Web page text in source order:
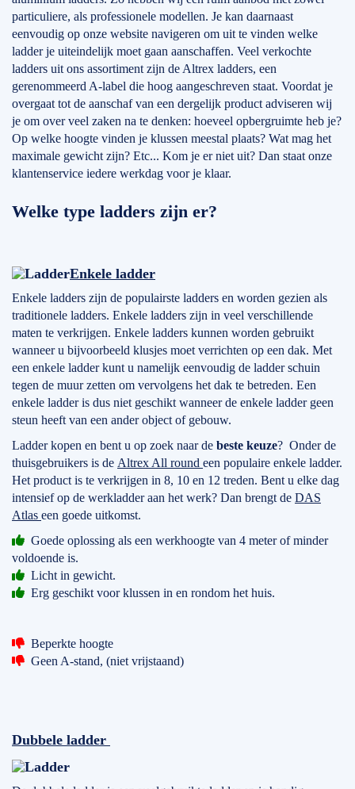
particuliere, als professionele modellen. Je kan daarnaast
eenvoudig op onze website navigeren om uit te vinden welke
ladder je uiteindelijk moet gaan aanschaffen. Veel verkochte
ladders uit ons assortiment zijn de Altrex ladders, een
gerenommeerd A-label die hoog aangeschreven staat. Voordat je
overgaat tot de aanschaf van een dergelijk product adviseren wij
je om over veel zaken na te denken: hoeveel opbergruimte heb je?
Op welke hoogte vinden je klussen meestal plaats? Wat mag het
maximale gewicht zijn? Etc... Kom je er niet uit? Dan staat onze
klantenservice iedere werkdag voor je klaar.
Welke type ladders zijn er?
Enkele ladder
Enkele ladders zijn de populairste ladders en worden gezien als
traditionele ladders. Enkele ladders zijn in veel verschillende
maten te verkrijgen. Enkele ladders kunnen worden gebruikt
wanneer u bijvoorbeeld klusjes moet verrichten op een dak. Met
een enkele ladder kunt u namelijk eenvoudig de ladder schuin
tegen de muur zetten om vervolgens het dak te betreden. Een
enkele ladder is dus niet geschikt wanneer de enkele ladder geen
steun heeft van een ander object of gebouw.
Ladder kopen en bent u op zoek naar de beste keuze? Onder de
thuisgebruikers is de Altrex All round een populaire enkele ladder.
Het product is te verkrijgen in 8, 10 en 12 treden. Bent u elke dag
intensief op de werkladder aan het werk? Dan brengt de DAS
Atlas een goede uitkomst.
Goede oplossing als een werkhoogte van 4 meter of minder
voldoende is.
Licht in gewicht.
Erg geschikt voor klussen in en rondom het huis.
Beperkte hoogte
Geen A-stand, (niet vrijstaand)
Dubbele ladder